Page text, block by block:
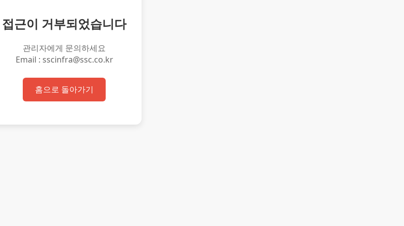
접근이 거부되었습니다
관리자에게 문의하세요
Email : sscinfra@ssc.co.kr
홈으로 돌아가기